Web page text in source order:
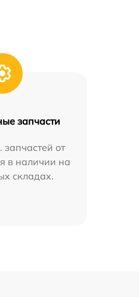
запчасти
запчастей от
в наличии на
складах.